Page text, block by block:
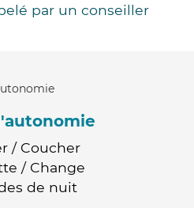
par un conseiller
/ Coucher
/ Change
de nuit